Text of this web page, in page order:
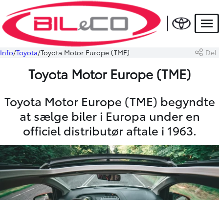
Info Toyota Toyota Motor Europe (TME) Del
Toyota Motor Europe (TME)
Toyota Motor Europe (TME) begyndte
at sælge biler i Europa under en
officiel distributør aftale i 1963.